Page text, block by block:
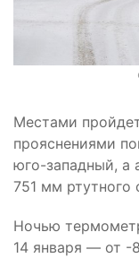
Местами
прояснениями
юго-западный, а
751 мм ртутного
Ночью
14 января — от -